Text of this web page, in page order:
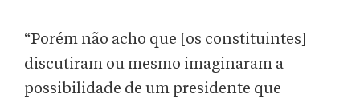
“Porém não acho que [os constituintes]
discutiram ou mesmo imaginaram a
possibilidade de um presidente que